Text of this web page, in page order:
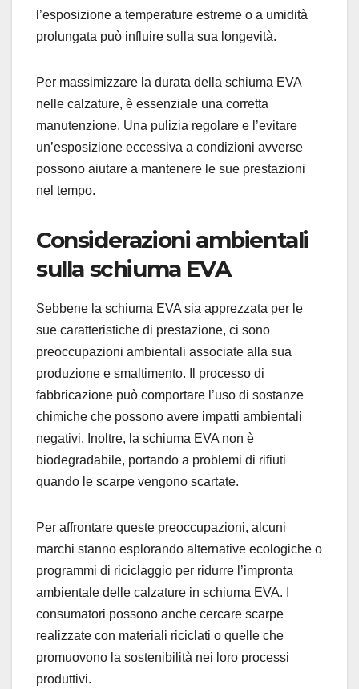
l’esposizione a temperature estreme o a umidità
prolungata può influire sulla sua longevità.
Per massimizzare la durata della schiuma EVA
nelle calzature, è essenziale una corretta
manutenzione. Una pulizia regolare e l’evitare
un’esposizione eccessiva a condizioni avverse
possono aiutare a mantenere le sue prestazioni
nel tempo.
Considerazioni ambientali
sulla schiuma EVA
Sebbene la schiuma EVA sia apprezzata per le
sue caratteristiche di prestazione, ci sono
preoccupazioni ambientali associate alla sua
produzione e smaltimento. Il processo di
fabbricazione può comportare l’uso di sostanze
chimiche che possono avere impatti ambientali
negativi. Inoltre, la schiuma EVA non è
biodegradabile, portando a problemi di rifiuti
quando le scarpe vengono scartate.
Per affrontare queste preoccupazioni, alcuni
marchi stanno esplorando alternative ecologiche o
programmi di riciclaggio per ridurre l’impronta
ambientale delle calzature in schiuma EVA. I
consumatori possono anche cercare scarpe
realizzate con materiali riciclati o quelle che
promuovono la sostenibilità nei loro processi
produttivi.